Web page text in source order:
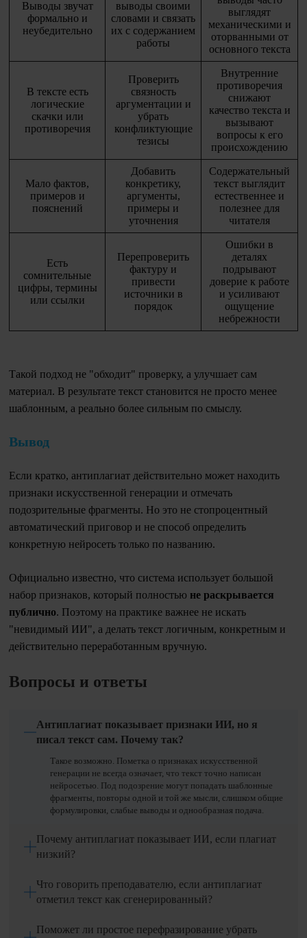
Выводы звучат
формально и
неубедительно
выводы своими
словами и связать
их с содержанием
работы
выглядят
механическими и
оторванными от
основного текста
В тексте есть
логические
скачки или
противоречия
Проверить
связность
аргументации и
убрать
конфликтующие
тезисы
Внутренние
противоречия
снижают
качество текста и
вызывают
вопросы к его
происхождению
Мало фактов,
примеров и
пояснений
Добавить
конкретику,
аргументы,
примеры и
уточнения
Содержательный
текст выглядит
естественнее и
полезнее для
читателя
Есть
сомнительные
цифры, термины
или ссылки
Перепроверить
фактуру и
привести
источники в
порядок
Ошибки в
деталях
подрывают
доверие к работе
и усиливают
ощущение
небрежности
Такой подход не "обходит" проверку, а улучшает сам
материал. В результате текст становится не просто менее
шаблонным, а реально более сильным по смыслу.
Вывод
Если кратко, антиплагиат действительно может находить
признаки искусственной генерации и отмечать
подозрительные фрагменты. Но это не стопроцентный
автоматический приговор и не способ определить
конкретную нейросеть только по названию.
Официально известно, что система использует большой
набор признаков, который полностью не раскрывается
публично. Поэтому на практике важнее не искать
"невидимый ИИ", а делать текст логичным, конкретным и
действительно переработанным вручную.
Вопросы и ответы
Антиплагиат показывает признаки ИИ, но я
писал текст сам. Почему так?
Такое возможно. Пометка о признаках искусственной
генерации не всегда означает, что текст точно написан
нейросетью. Под подозрение могут попадать шаблонные
фрагменты, повторы одной и той же мысли, слишком общие
формулировки, слабые выводы и однообразная подача.
Почему антиплагиат показывает ИИ, если плагиат
низкий?
Что говорить преподавателю, если антиплагиат
отметил текст как сгенерированный?
Поможет ли простое перефразирование убрать